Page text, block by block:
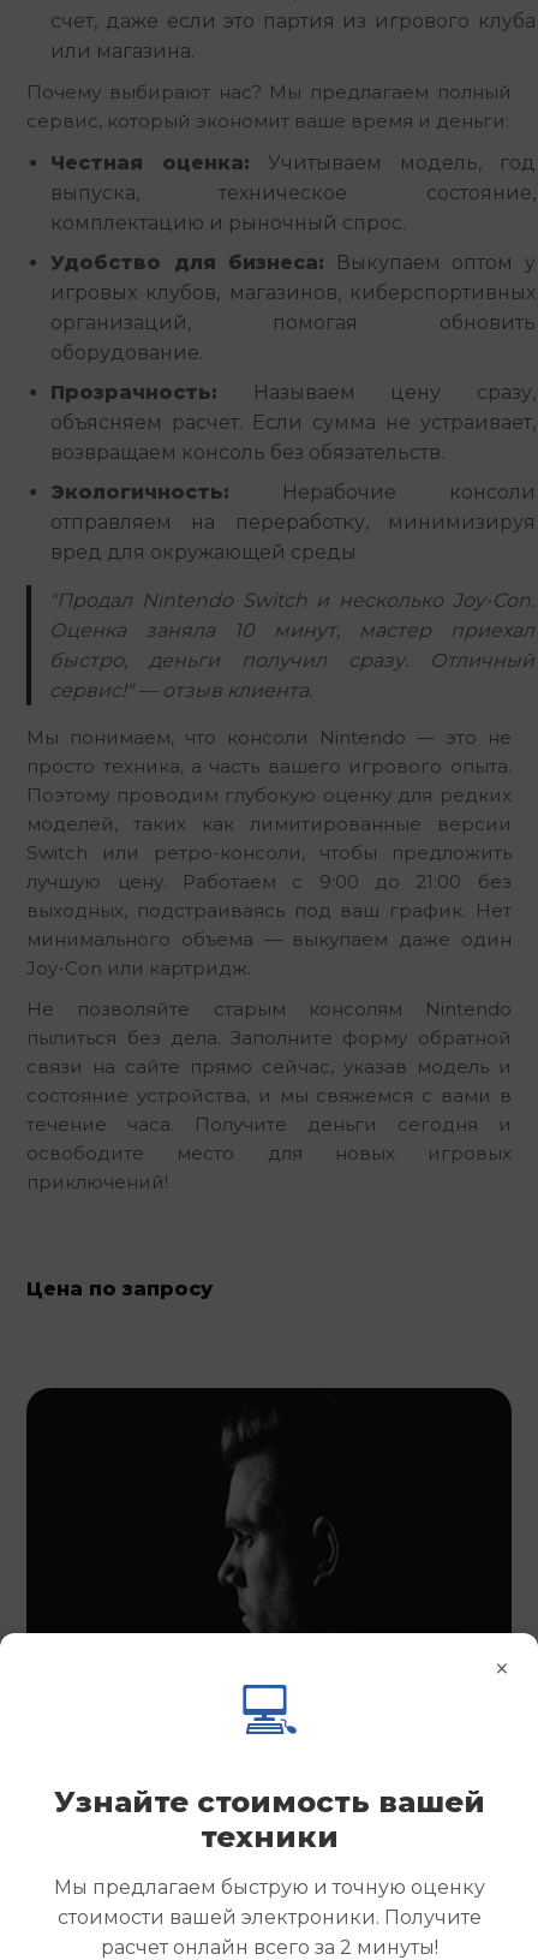
счет, даже если это партия из игрового клуба
или магазина.
Почему выбирают нас? Мы предлагаем полный
сервис, который экономит ваше время и деньги:
Честная оценка: Учитываем модель, год
выпуска, техническое состояние,
комплектацию и рыночный спрос.
Удобство для бизнеса: Выкупаем оптом у
игровых клубов, магазинов, киберспортивных
организаций, помогая обновить
оборудование.
Прозрачность: Называем цену сразу,
объясняем расчет. Если сумма не устраивает,
возвращаем консоль без обязательств.
Экологичность: Нерабочие консоли
отправляем на переработку, минимизируя
вред для окружающей среды.
"Продал Nintendo Switch и несколько Joy-Con.
Оценка заняла 10 минут, мастер приехал
быстро, деньги получил сразу. Отличный
сервис!" — отзыв клиента.
Мы понимаем, что консоли Nintendo — это не
просто техника, а часть вашего игрового опыта.
Поэтому проводим глубокую оценку для редких
моделей, таких как лимитированные версии
Switch или ретро-консоли, чтобы предложить
лучшую цену. Работаем с 9:00 до 21:00 без
выходных, подстраиваясь под ваш график. Нет
минимального объема — выкупаем даже один
Joy-Con или картридж.
Не позволяйте старым консолям Nintendo
пылиться без дела. Заполните форму обратной
связи на сайте прямо сейчас, указав модель и
состояние устройства, и мы свяжемся с вами в
течение часа. Получите деньги сегодня и
освободите место для новых игровых
приключений!
Цена по запросу
×
💻
Узнайте стоимость вашей
техники
Мы предлагаем быструю и точную оценку
стоимости вашей электроники. Получите
расчет онлайн всего за 2 минуты!